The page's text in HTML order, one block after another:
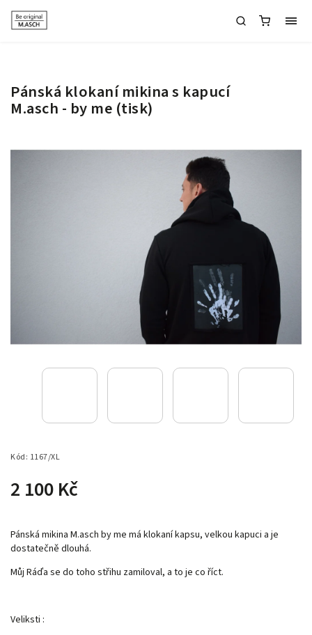
Pánská klokaní mikina s kapucí
M.asch - by me (tisk)
Kód: 1167/XL
2 100 Kč
Pánská mikina M.asch by me má klokaní kapsu, velkou kapuci a je
dostatečně dlouhá.
Můj Ráďa se do toho střihu zamiloval, a to je co říct.
Veliksti :